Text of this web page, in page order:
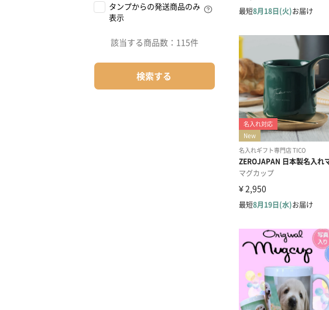
タンプからの発送商品のみ
表示
該当する商品数： 115件
検索する